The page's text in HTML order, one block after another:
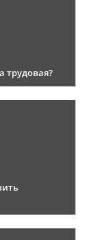
трудовая?